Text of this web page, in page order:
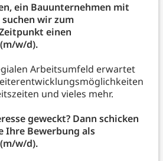
ein Bauunternehmen mit
wir zum
einen
w/d).
Arbeitsumfeld erwartet
und vieles mehr.
geweckt? Dann schicken
Ihre Bewerbung als
w/d).